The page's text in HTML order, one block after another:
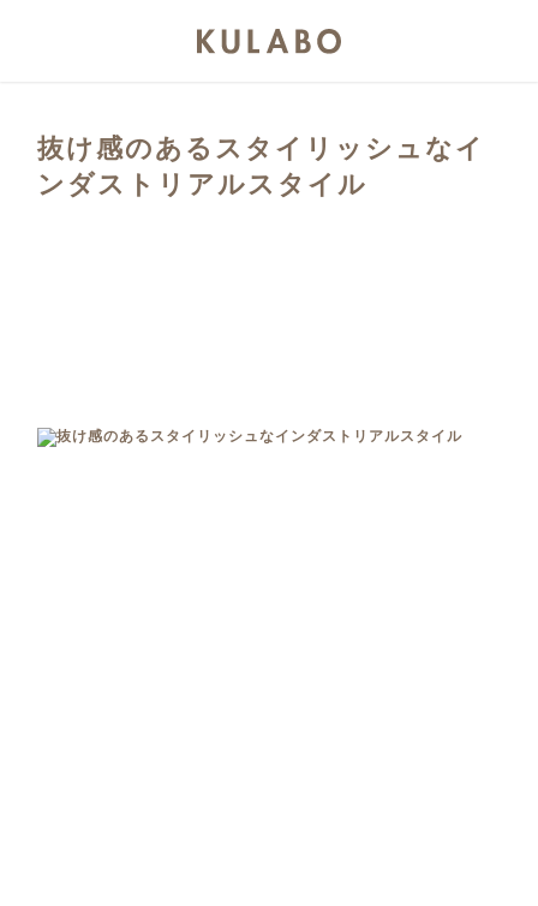
抜け感のあるスタイリッシュなイ
ンダストリアルスタイル